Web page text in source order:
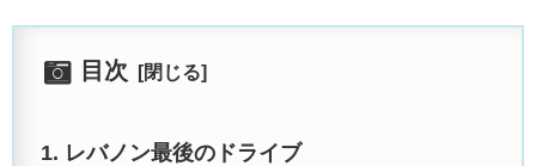
目次
レバノン最後のドライブ